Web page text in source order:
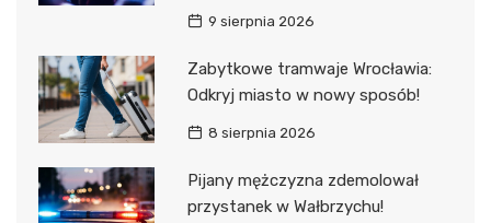
9 sierpnia 2026
Zabytkowe tramwaje Wrocławia:
Odkryj miasto w nowy sposób!
8 sierpnia 2026
Pijany mężczyzna zdemolował
przystanek w Wałbrzychu!